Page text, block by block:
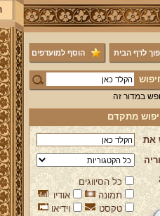
לדף הבית הוסף למועדפים
במדור זה
מתקדם
את
כל הסיווגים
תמונה
אודיו
טקסט
וידיאו